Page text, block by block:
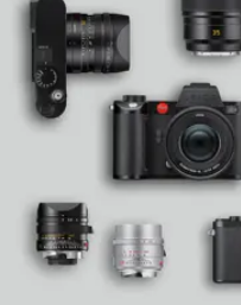
schwächsten Licht
Freiheit eröffnet.